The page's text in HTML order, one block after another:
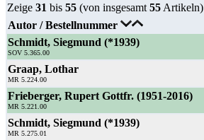
Zeige 31 bis 55 (von insgesamt 55 Artikeln)
Autor / Bestellnummer
Schmidt, Siegmund (*1939)
SOV 5.365.00
Graap, Lothar
MR 5.224.00
Frieberger, Rupert Gottfr. (1951-2016)
MR 5.221.00
Schmidt, Siegmund (*1939)
MR 5.275.01